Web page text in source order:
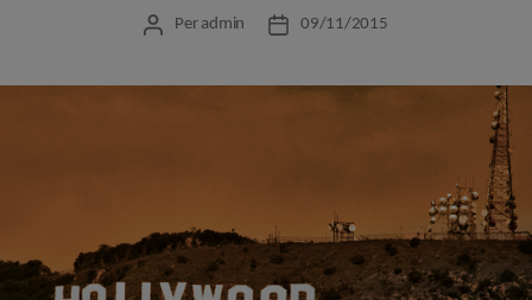
Autor
Per admin
Data09/11/2015